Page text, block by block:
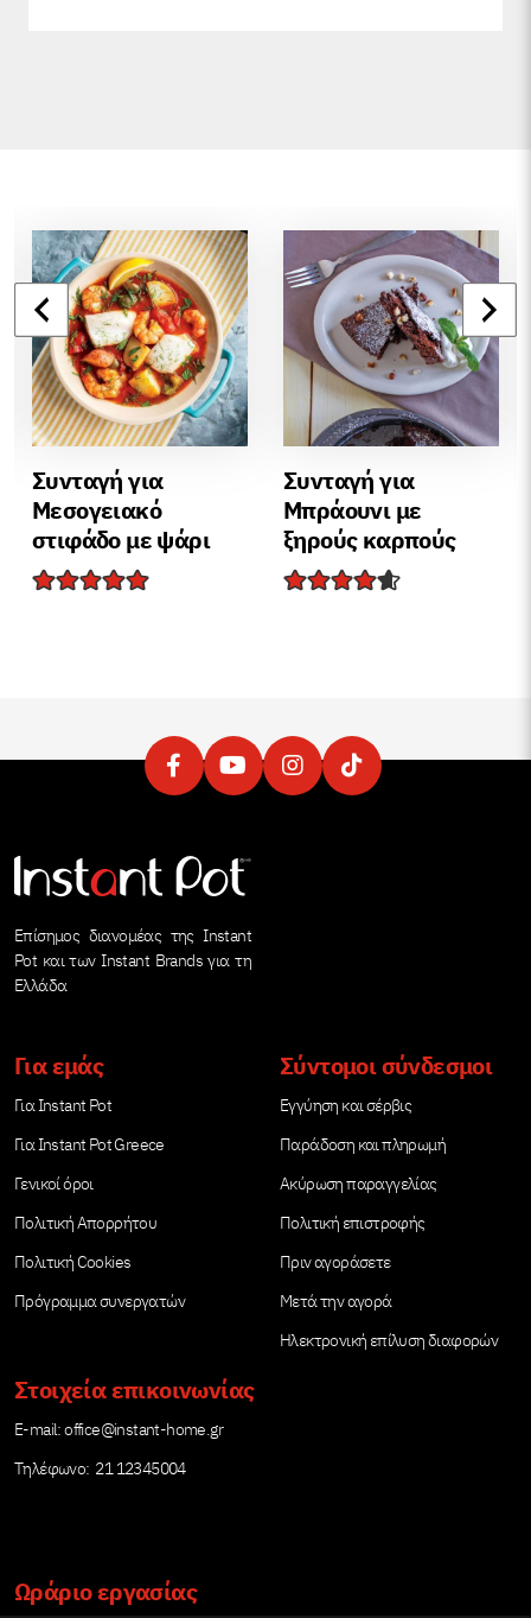
Συνταγή για
Μεσογειακό
στιφάδο με ψάρι
Συνταγή για
Μπράουνι με
ξηρούς καρπούς
Επίσημος διανομέας της Instant
Pot και των Instant Brands για τη
Ελλάδα
Για εμάς
Για Instant Pot
Για Instant Pot Greece
Γενικοί όροι
Πολιτική Απορρήτου
Πολιτική Cookies
Πρόγραμμα συνεργατών
Σύντομοι σύνδεσμοι
Εγγύηση και σέρβις
Παράδοση και πληρωμή
Ακύρωση παραγγελίας
Πολιτική επιστροφής
Πριν αγοράσετε
Μετά την αγορά
Ηλεκτρονική επίλυση διαφορών
Στοιχεία επικοινωνίας
Е-mail:office@instant-home.gr
Τηλέφωνο: 21 12345004
Ωράριο εργασίας